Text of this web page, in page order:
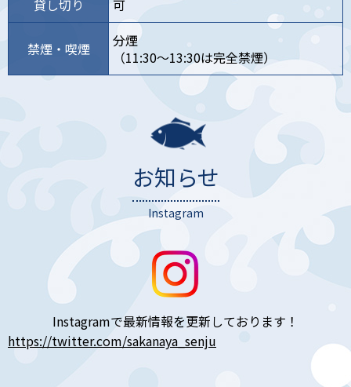
貸し切り 可
禁煙・喫煙
分煙
（11:30〜13:30は完全禁煙）
お知らせ
Instagram
Instagramで最新情報を更新しております！
https://twitter.com/sakanaya_senju